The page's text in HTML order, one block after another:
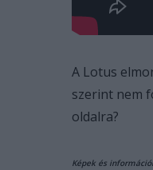
A Lotus
szerint nem
oldalra?
Képek és